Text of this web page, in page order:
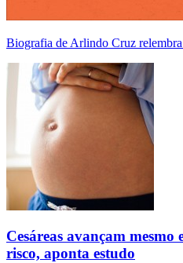
Biografia de Arlindo Cruz relembra
Cesáreas avançam mesmo
risco, aponta estudo